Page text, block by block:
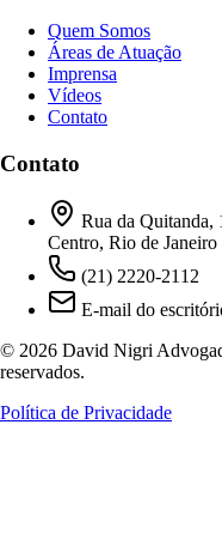
Quem Somos
Áreas de Atuação
Imprensa
Vídeos
Contato
Contato
Rua da Quitanda,
Centro, Rio de Janeiro
(21) 2220-2112
E-mail do
© 2026 David Nigri
reservados.
Política de Privacidade